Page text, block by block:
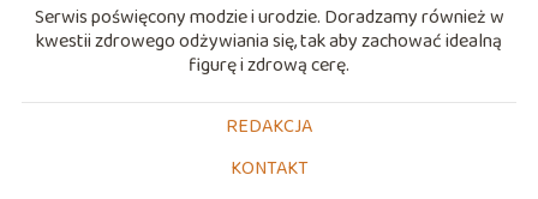
Serwis poświęcony modzie i urodzie. Doradzamy również w
kwestii zdrowego odżywiania się, tak aby zachować idealną
figurę i zdrową cerę.
REDAKCJA
KONTAKT